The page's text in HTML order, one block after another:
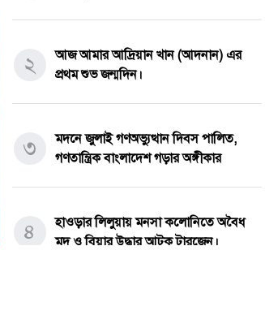
২
আজ আমার আদ্রিয়ান খান (আদনান) এর
প্রথম শুভ জন্মদিন।
৩
মদনে জুলাই গণঅভ্যুত্থান দিবস পালিত,
গণতান্ত্রিক বাংলাদেশ গড়ার অঙ্গীকার
৪
হাওড়ার লিলুয়ায় মনসা কলোনিতে অবৈধ
মদ ও বিয়ার উদ্ধার আটক টারজেন।